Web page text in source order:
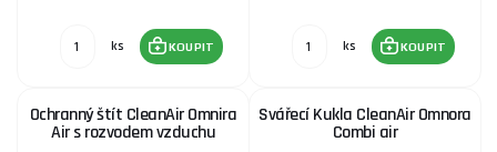
ks KOUPIT ks KOUPIT
Ochranný štít CleanAir Omnira
Air s rozvodem vzduchu
Svářecí Kukla CleanAir Omnora
Combi air